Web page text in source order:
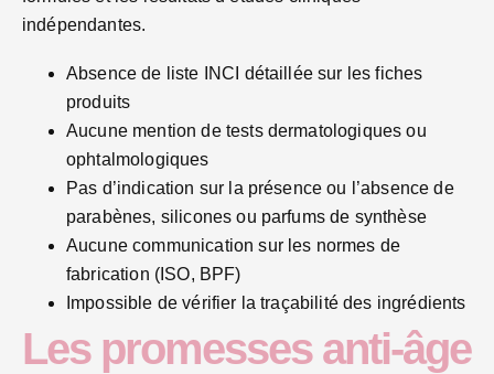
indépendantes.
Absence de liste INCI détaillée sur les fiches
produits
Aucune mention de tests dermatologiques ou
ophtalmologiques
Pas d’indication sur la présence ou l’absence de
parabènes, silicones ou parfums de synthèse
Aucune communication sur les normes de
fabrication (ISO, BPF)
Impossible de vérifier la traçabilité des ingrédients
Les promesses anti-âge